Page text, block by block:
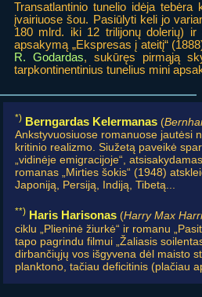
Transatlantinio tunelio idėja
įvairiuose šou. Pasiūlyti keli jo
180 mlrd. iki 12 trilijonų dolerių)
apsakymą „Ekspresas į ateitį“
R. Godardas, sukūręs pirmąją
tarpkontinentinius tunelius mini
*) Berngardas Kelermanas (
Ankstyvuosiuose romanuose jautėsi
kritinio realizmo. Siužetą paveikė
„vidinėje emigracijoje“,
romanas „Mirties šokis“ (1948)
Japoniją, Persiją, Indiją, Tibetą...
**) Haris Harisonas (Harry Max
ciklu „Plieninė žiurkė“ ir romanu
tapo pagrindu filmui „Žaliasis
dirbančiųjų vos išgyvena dėl maisto
planktono, tačiau deficitinis (plačiau